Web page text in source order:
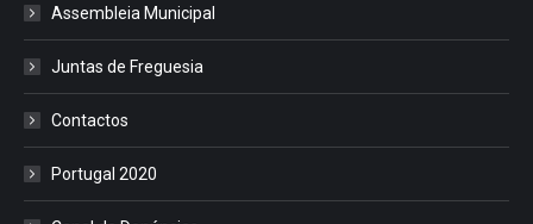
Assembleia Municipal
Juntas de Freguesia
Contactos
Portugal 2020